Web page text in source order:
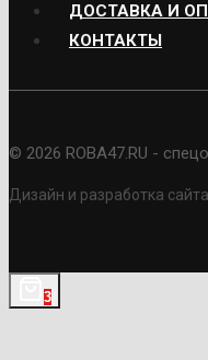
ДОСТАВКА И
КОНТАКТЫ
© 2026 ROBA47.RU -
Дизайн и разработка
3